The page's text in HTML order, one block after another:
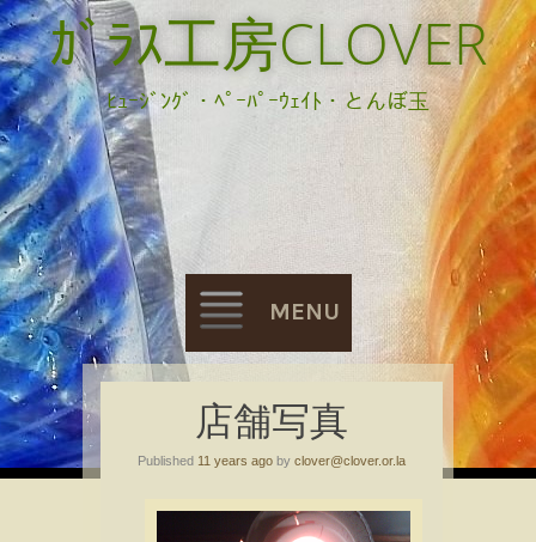
ｶﾞﾗｽ工房CLOVER
ﾋｭｰｼﾞﾝｸﾞ・ﾍﾟｰﾊﾟｰｳｪｲﾄ・とんぼ玉
MENU
Skip
to
店舗写真
Published 11 years ago by clover@clover.or.la